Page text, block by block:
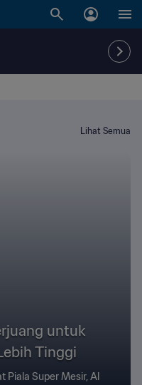
Lihat Semua
untuk
Tinggi
Piala Super Mesir, Al